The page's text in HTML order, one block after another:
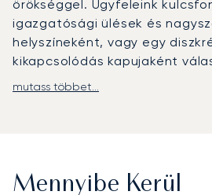
örökséggel. Ügyfeleink
igazgatósági ülések és
helyszíneként, vagy egy
kikapcsolódás kapujaként
A LunaJets-nél mi alakítjuk a
mutass többet...
Mennyibe Kerül